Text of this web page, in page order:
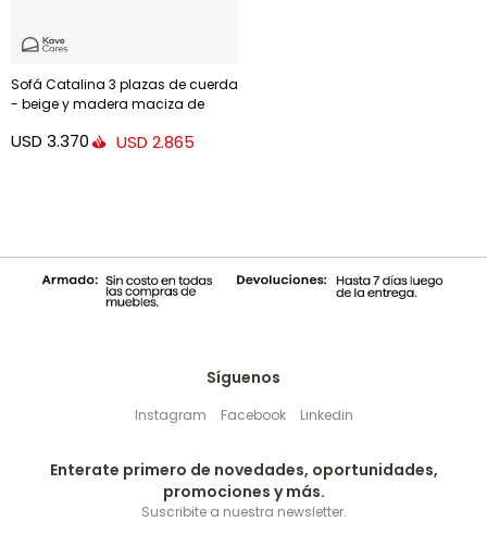
Sofá Catalina 3 plazas de cuerda
- beige y madera maciza de
USD 3.370 USD 2.865
Síguenos
Instagram Facebook Linkedin
Enterate primero de novedades, oportunidades,
promociones y más.
Suscribite a nuestra newsletter.